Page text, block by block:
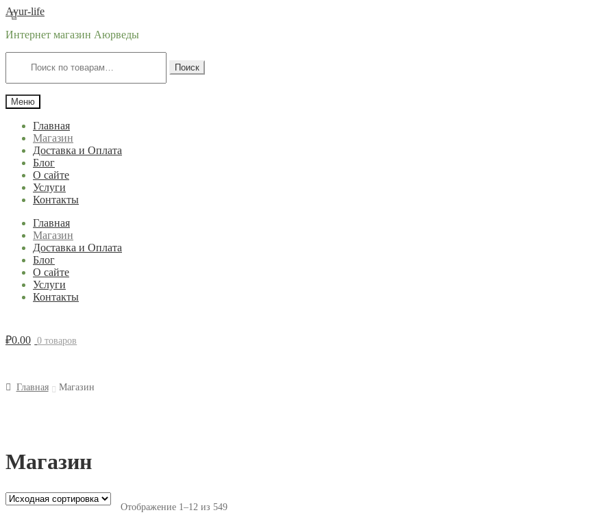
Перейти
навигации
Перейти
содержимому
Ayur-life
Интернет магазин Аюрведы
Поиск
Меню
Главная
Магазин
Доставка и Оплата
Блог
О сайте
Услуги
Контакты
Главная
Магазин
Доставка и Оплата
Блог
О сайте
Услуги
Контакты
₽0.00 0 товаров
Главная Магазин
Магазин
Отображение 1–12 из 549